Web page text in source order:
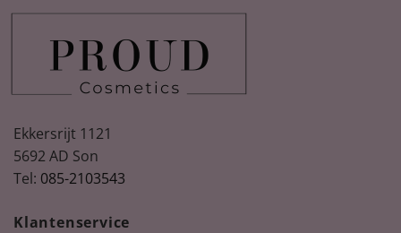
Nude, peach & floral nail colours for
Ontdek de nieuwste collectie La Vie en bloom!
Ekkersrijt 1121
5692 AD Son
Tel: 085-2103543
Klantenservice